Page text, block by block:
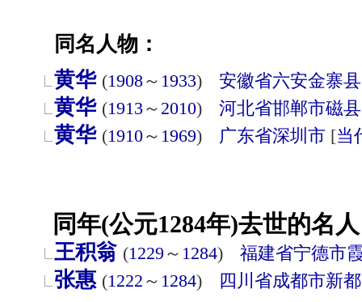
同名人物：
黄华 (1908～ 1933) 安徽省六安金寨县
黄华 (1913 ～ 2010) 河北省邯郸市磁县
黄华 (1910～ 1969) 广东省深圳市 [当
同年(公元1284年)去世的名
王积翁 (1229 ～ 1284) 福建省宁德市
张惠 (1222 ～ 1284) 四川省成都市新